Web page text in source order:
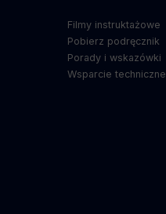
Filmy instruktażowe
Pobierz podręcznik
Porady i wskazówki
Wsparcie techniczne